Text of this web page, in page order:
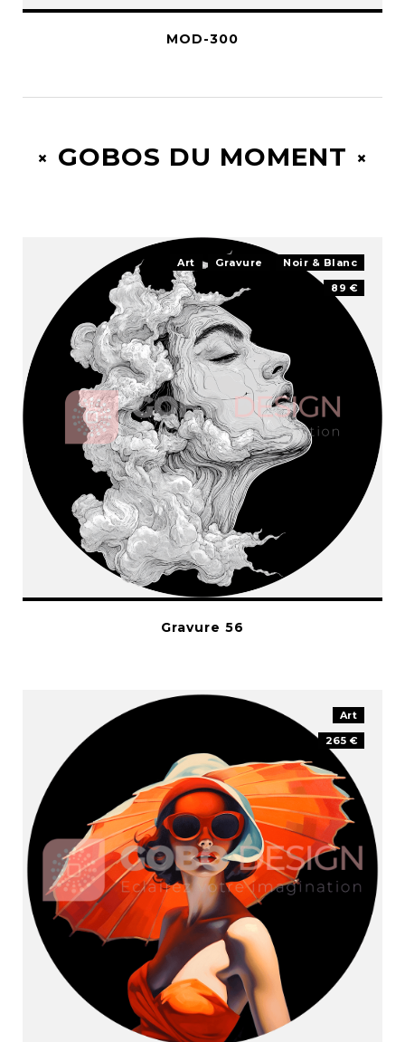
MOD-300
GOBOS DU MOMENT
Art Gravure
Noir & Blanc
89 €
Gravure 56
Art
265 €